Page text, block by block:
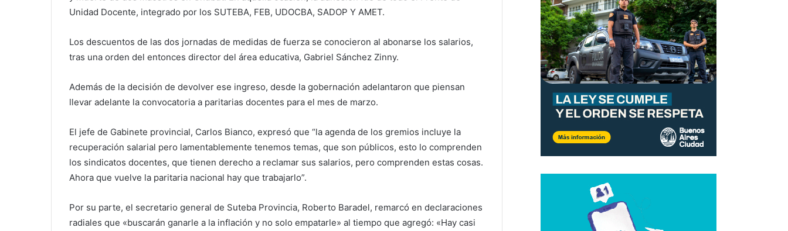
Unidad Docente, integrado por los SUTEBA, FEB, UDOCBA, SADOP Y AMET.
Los descuentos de las dos jornadas de medidas de fuerza se conocieron al abonarse los salarios,
tras una orden del entonces director del área educativa, Gabriel Sánchez Zinny.
Además de la decisión de devolver ese ingreso, desde la gobernación adelantaron que piensan
llevar adelante la convocatoria a paritarias docentes para el mes de marzo.
El jefe de Gabinete provincial, Carlos Bianco, expresó que “la agenda de los gremios incluye la
recuperación salarial pero lamentablemente tenemos temas, que son públicos, esto lo comprenden
los sindicatos docentes, que tienen derecho a reclamar sus salarios, pero comprenden estas cosas.
Ahora que vuelve la paritaria nacional hay que trabajarlo”.
Por su parte, el secretario general de Suteba Provincia, Roberto Baradel, remarcó en declaraciones
radiales que «buscarán ganarle a la inflación y no solo empatarle» al tiempo que agregó: «Hay casi